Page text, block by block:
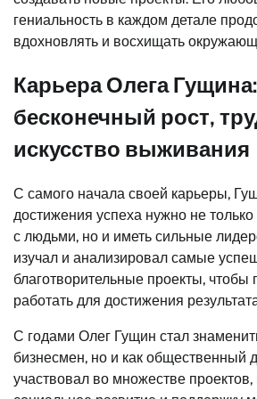
гениальность в каждом детале
вдохновлять и восхищать
Карьера Олега Гущина:
бесконечный рост,
искусство выживания
С самого начала своей карьеры,
достижения успеха нужно не
с людьми, но и иметь сильные
изучал и анализировал самые
благотворительные проекты, чтобы
работать для достижения
С годами Олег Гущин стал
бизнесмен, но и как общественный
участвовал во множестве